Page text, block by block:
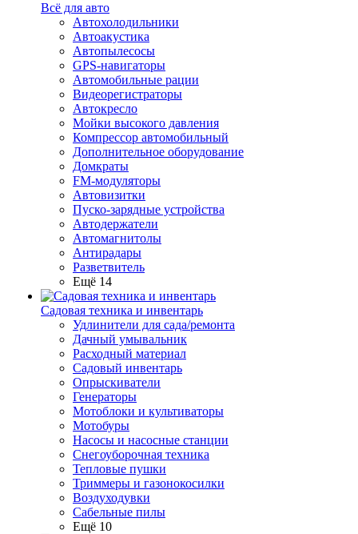
Всё для авто
Автохолодильники
Автоакустика
Автопылесосы
GPS-навигаторы
Автомобильные рации
Видеорегистраторы
Автокресло
Мойки высокого давления
Компрессор автомобильный
Дополнительное оборудование
Домкраты
FM-модуляторы
Автовизитки
Пуско-зарядные устройства
Автодержатели
Автомагнитолы
Антирадары
Разветвитель
Ещё 14
Садовая техника и инвентарь
Удлинители для сада/ремонта
Дачный умывальник
Расходный материал
Садовый инвентарь
Опрыскиватели
Генераторы
Мотоблоки и культиваторы
Мотобуры
Насосы и насосные станции
Снегоуборочная техника
Тепловые пушки
Триммеры и газонокосилки
Воздуходувки
Сабельные пилы
Ещё 10